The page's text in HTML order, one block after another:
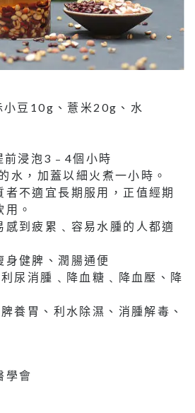
小豆10g、薏米20g、水
前浸泡3﹣4個小時
水，加蓋以細火煮一小時。
者不適宜長期服用，正值經期
。
感到疲累﹑容易水腫的人都適
身健脾、潤腸通便
尿消腫﹑降血糖﹑降血壓、降
養胃、利水除濕、消腫解毒、
學會